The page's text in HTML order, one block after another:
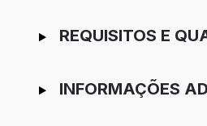
REQUISITOS E
INFORMAÇÕES